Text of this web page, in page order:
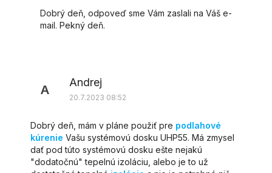
Dobrý deň, odpoveď sme Vám zaslali na Váš e-
mail. Pekný deň.
A
Andrej
20.7.2023 08:52
Dobrý deň, mám v pláne použiť pre podlahové
kúrenie Vašu systémovú dosku UHP55. Má zmysel
dať pod túto systémovú dosku ešte nejakú
"dodatočnú" tepelnú izoláciu, alebo je to už